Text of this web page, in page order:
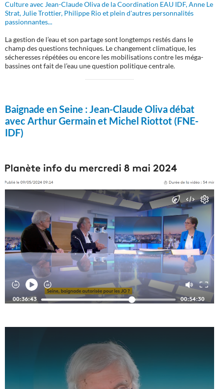
Culture avec Jean-Claude Oliva de la Coordination EAU IDF, Anne Le
Strat, Julie Trottier, Philippe Rio et plein d'autres personnalités
passionnantes...
La gestion de l’eau et son partage sont longtemps restés dans le
champ des questions techniques. Le changement climatique, les
sécheresses répétées ou encore les mobilisations contre les méga-
bassines ont fait de l’eau une question politique centrale.
Baignade en Seine :Jean-Claude Oliva débat
avec Arthur Germain et Michel Riottot (FNE-
IDF)